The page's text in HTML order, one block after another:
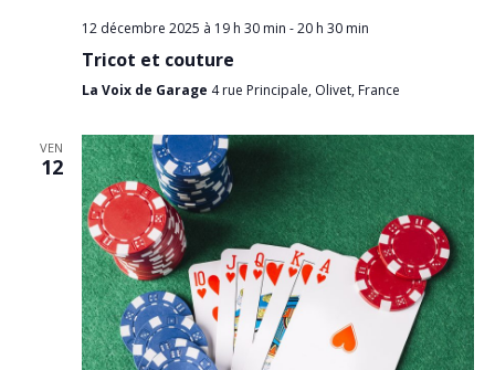
12 décembre 2025 à 19 h 30 min -20 h 30 min
Tricot et couture
La Voix de Garage 4 rue Principale, Olivet, France
VEN
12